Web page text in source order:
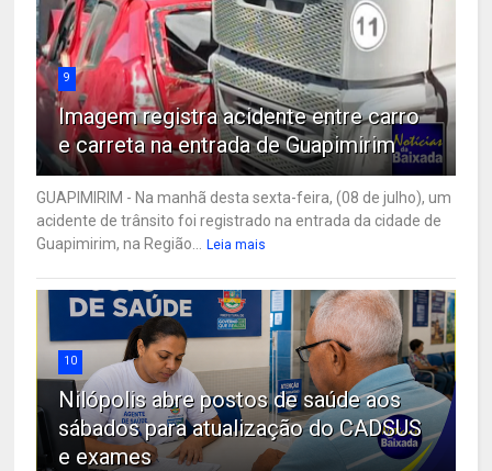
9
Imagem registra acidente entre carro
e carreta na entrada de Guapimirim
GUAPIMIRIM - Na manhã desta sexta-feira, (08 de julho), um
acidente de trânsito foi registrado na entrada da cidade de
Guapimirim, na Região...
Leia mais
10
Nilópolis abre postos de saúde aos
sábados para atualização do CADSUS
e exames